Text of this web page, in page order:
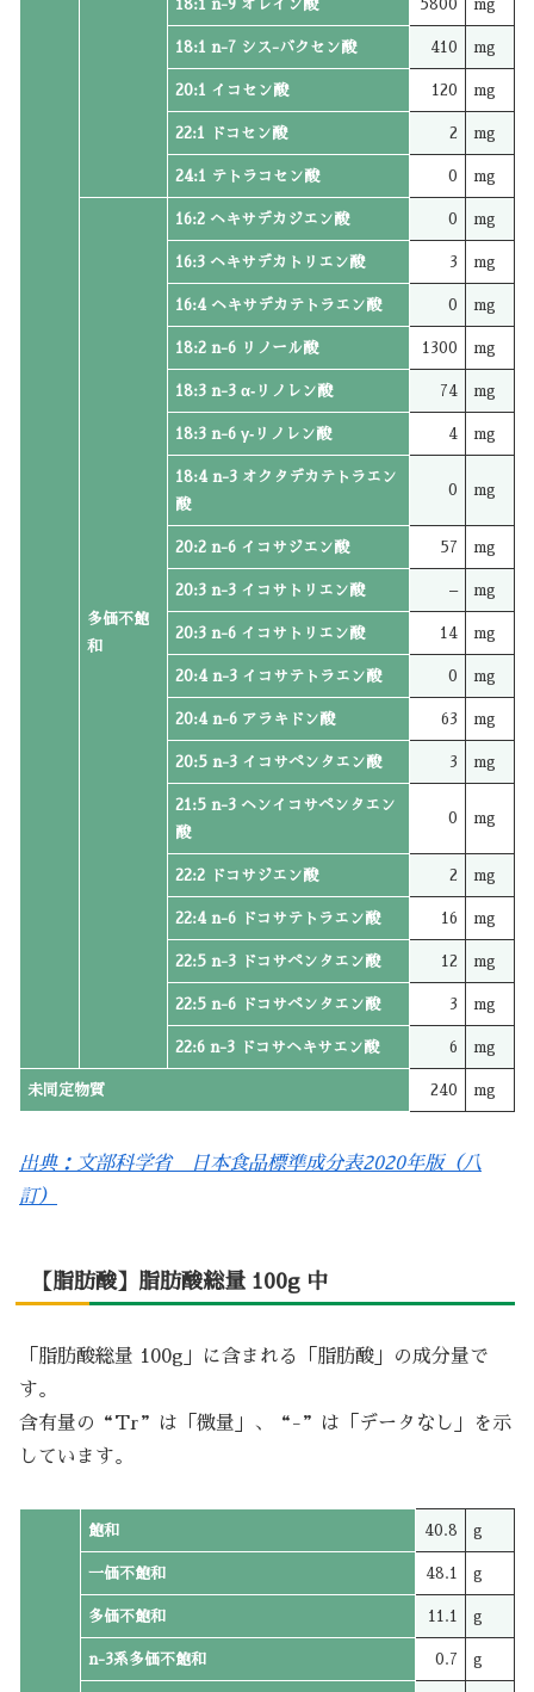
18:1 n-9 オレイン酸 5800 mg
18:1 n-7 シス-バクセン酸 410 mg
20:1 イコセン酸 120 mg
22:1 ドコセン酸 2 mg
24:1 テトラコセン酸 0 mg
多価不飽
和
16:2 ヘキサデカジエン酸 0 mg
16:3 ヘキサデカトリエン酸 3 mg
16:4 ヘキサデカテトラエン酸 0 mg
18:2 n-6 リノール酸 1300 mg
18:3 n-3 α‐リノレン酸 74 mg
18:3 n-6 γ‐リノレン酸 4 mg
18:4 n-3 オクタデカテトラエン
酸
0 mg
20:2 n-6 イコサジエン酸 57 mg
20:3 n-3 イコサトリエン酸 – mg
20:3 n-6 イコサトリエン酸 14 mg
20:4 n-3 イコサテトラエン酸 0 mg
20:4 n-6 アラキドン酸 63 mg
20:5 n-3 イコサペンタエン酸 3 mg
21:5 n-3 ヘンイコサペンタエン
酸
0 mg
22:2 ドコサジエン酸 2 mg
22:4 n-6 ドコサテトラエン酸 16 mg
22:5 n-3 ドコサペンタエン酸 12 mg
22:5 n-6 ドコサペンタエン酸 3 mg
22:6 n-3 ドコサヘキサエン酸 6 mg
未同定物質 240 mg
出典：文部科学省 日本食品標準成分表2020年版（八
訂）
【脂肪酸】脂肪酸総量 100g 中
「脂肪酸総量 100g」に含まれる「脂肪酸」の成分量で
す。
含有量の“Tr”は「微量」、“-”は「データなし」を示
しています。
飽和 40.8 g
一価不飽和 48.1 g
多価不飽和 11.1 g
n-3系多価不飽和 0.7 g